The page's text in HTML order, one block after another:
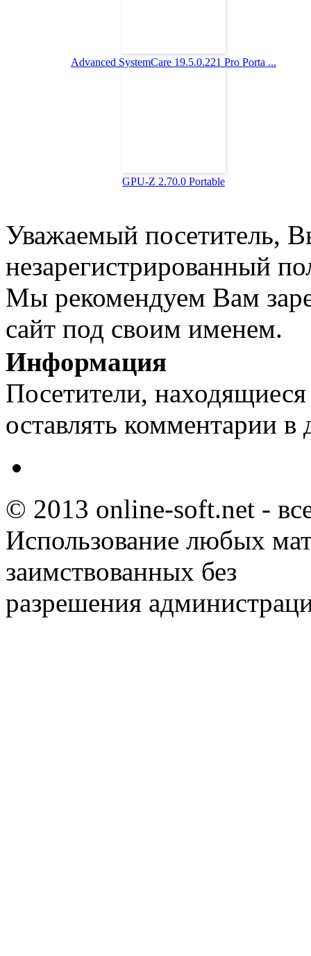
Advanced SystemCare 19.5.0.221 Pro Porta ...
GPU-Z 2.70.0 Portable
Уважаемый посетитель,
незарегистрированный
Мы рекомендуем Вам
сайт под своим именем.
Информация
Посетители,
оставлять комментарии в
© 2013 online-soft.net -
Использование любых
заимствованных без
разрешения